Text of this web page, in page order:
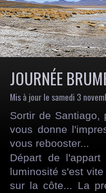
JOURNÉE
Mis à jour le samedi 3
Sortir de Santiago,
vous donne
vous rebooster...
Départ de
luminosité s'est
sur la côte... La